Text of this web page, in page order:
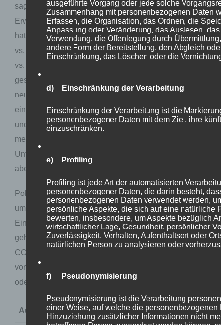
sagen: „Wenn das Geld im Kasten klingt, die
Erwärmung bald unter 2 Grad sinkt“. Wie im Mittelalter
hat die Klima-Lobby zunächst eine Angst kreiert (Hölle
vs. Klimawandel) und durch eine Leistung (Ablassbrief
vs. Klimazertifikate) eine Hoffnung auf Erlösung
geschaffen. Die Klimadebatte ist somit aus einer
neutralen Perspektive betrachtet nichts anderes als
eine neue Form von Religion. Die Öko-Organisationen
und -Parteien verhalten sich dabei wie Sekten und
meist junge, weibliche Ikonen sind die Prediger des
Untergangs. Prediger, die von Wissenschaft reden,
aber nicht wissenschaftlich handeln.
Politik und Medien unterstützen diesen Ablasshandel
um den CO2-Hoax, da sich hierauf Macht, Geld und
Einfluss generieren lassen. Und um Geld und Einfluss
geht es hierbei nahezu ausschließlich. Die Gelder der
CO2-Beträge fließen nämlich nicht in die Aufforstung
von Wäldern oder in die Forschung neuer Plastikstoffe
oder gar moderner Kernkraftwerke. Im Gegenteil.
Aussage Verfasser / Quelle
ausgeführte Vorgang oder jede solche
Zusammenhang mit personenbezogenen Daten
Erfassen, die Organisation, das Ordnen, die
Anpassung oder Veränderung, das Auslesen,
Verwendung, die Offenlegung durch
andere Form der Bereitstellung, den Abgleich
Einschränkung, das Löschen oder die
d) Einschränkung der Verarbeitung
Einschränkung der Verarbeitung ist die
personenbezogener Daten mit dem Ziel, ihre
einzuschränken.
e) Profiling
Profiling ist jede Art der automatisierten
personenbezogener Daten, die darin besteht,
personenbezogenen Daten verwendet werden,
persönliche Aspekte, die sich auf eine natürliche
bewerten, insbesondere, um Aspekte bezüglich
wirtschaftlicher Lage, Gesundheit, persönlicher
Zuverlässigkeit, Verhalten, Aufenthaltsort oder
natürlichen Person zu analysieren oder
f) Pseudonymisierung
Pseudonymisierung ist die Verarbeitung
einer Weise, auf welche die personenbezogenen
Hinzuziehung zusätzlicher Informationen nicht